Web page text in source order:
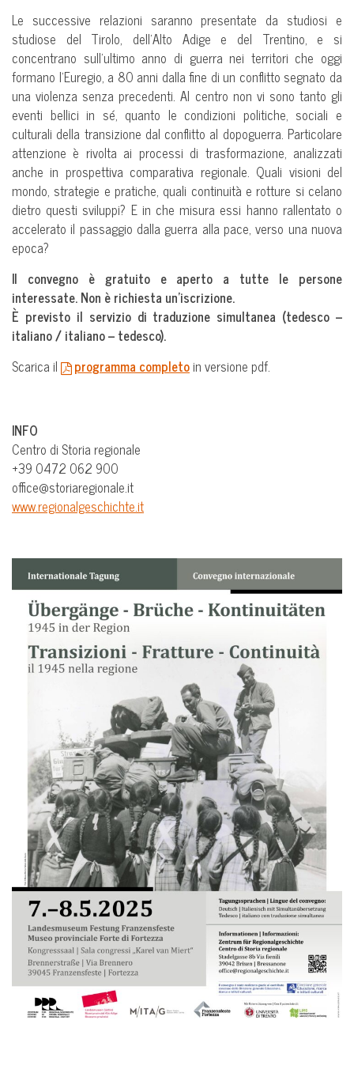
Le successive relazioni saranno presentate da studiosi e
studiose del Tirolo, dell’Alto Adige e del Trentino, e si
concentrano sull’ultimo anno di guerra nei territori che oggi
formano l’Euregio, a 80 anni dalla fine di un conflitto segnato da
una violenza senza precedenti. Al centro non vi sono tanto gli
eventi bellici in sé, quanto le condizioni politiche, sociali e
culturali della transizione dal conflitto al dopoguerra. Particolare
attenzione è rivolta ai processi di trasformazione, analizzati
anche in prospettiva comparativa regionale. Quali visioni del
mondo, strategie e pratiche, quali continuità e rotture si celano
dietro questi sviluppi? E in che misura essi hanno rallentato o
accelerato il passaggio dalla guerra alla pace, verso una nuova
epoca?
Il convegno è gratuito e aperto a tutte le persone
interessate. Non è richiesta un’iscrizione.
È previsto il servizio di traduzione simultanea (tedesco –
italiano / italiano – tedesco).
Scarica il
programma completoin versione pdf.
INFO
Centro di Storia regionale
+39 0472 062 900
office@storiaregionale.it
www.regionalgeschichte.it